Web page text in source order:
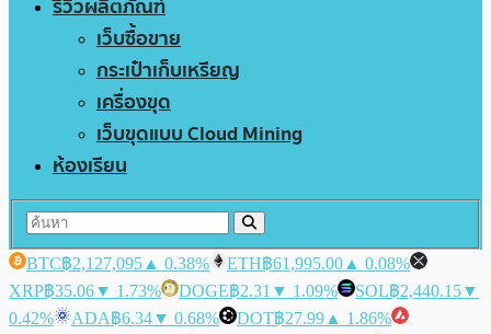
รีวิวผลิตภัณฑ์
เว็บซื้อขาย
กระเป๋าเก็บเหรียญ
เครื่องขุด
เว็บขุดแบบ Cloud Mining
ห้องเรียน
BTC฿2,127,095 ▲ 0.38% ETH฿61,995.00 ▲ 0.08%
XRP฿35.06▼ 1.73% DOGE฿2.31 ▼ 1.09% SOL฿2,440.15▼
0.42%
ADA฿6.34▼ 0.68% DOT฿27.99 ▲ 1.86%